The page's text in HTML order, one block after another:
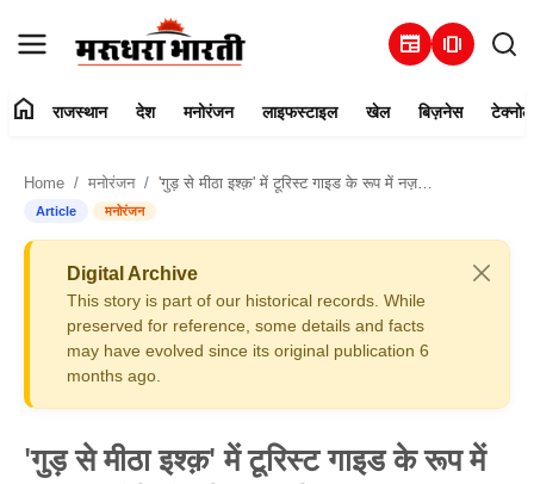
newspaper amp_stories
संपर्क करें
राजस्थान
मनोरंजन
लाइफस्टाइल
home राजस्थान देश मनोरंजन लाइफस्टाइल खेल बिज़नेस
Home मनोरंजन 'गुड़ से मीठा इश्क़' में टूरिस्ट गाइड के रूप में नज़र आएंगी पंखुड़ी अवस्थी
Article मनोरंजन
Digital Archive
This story is part of our historical records. While
preserved for reference, some details and facts
may have evolved since its original publication 6
months ago.
'गुड़ से मीठा इश्क़' में टूरिस्ट गाइड के रूप में